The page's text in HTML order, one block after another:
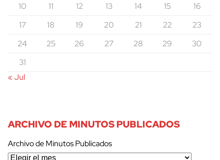
10
11 12 13 14 15
16
17
18 19 20 21 22
23
24
25 26 27 28 29
30
31
« Jul
ARCHIVO DE MINUTOS PUBLICADOS
Archivo de Minutos Publicados